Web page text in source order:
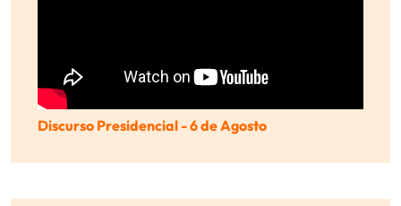
Discurso Presidencial - 6 de Agosto